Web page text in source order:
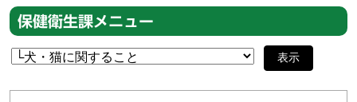
保健衛生課メニュー
表示